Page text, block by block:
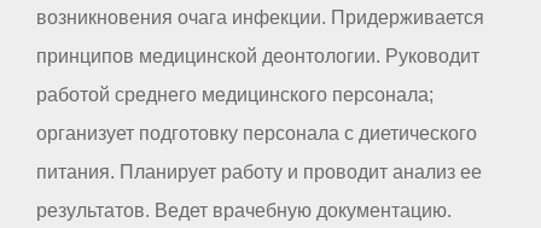
возникновения очага инфекции. Придерживается
принципов медицинской деонтологии. Руководит
работой среднего медицинского персонала;
организует подготовку персонала с диетического
питания. Планирует работу и проводит анализ ее
результатов. Ведет врачебную документацию.